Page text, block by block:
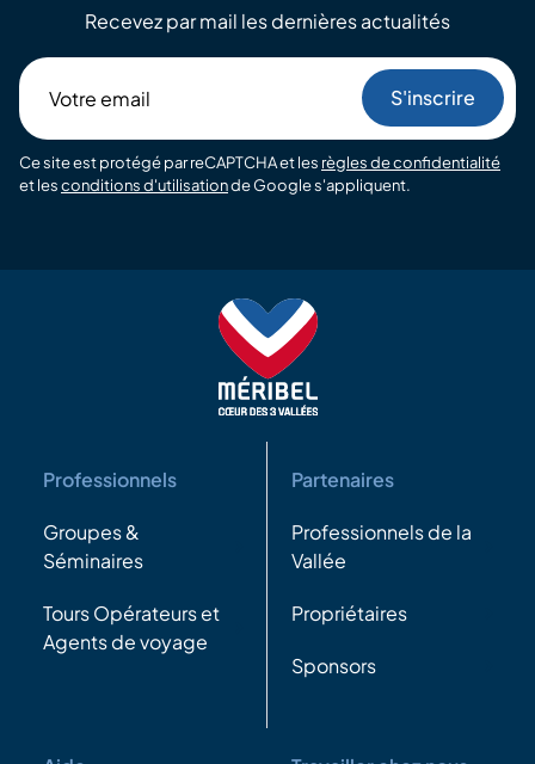
Recevez par mail les dernières actualités
email
Ce site est protégé par reCAPTCHA et les règles de confidentialité
et lesconditions d'utilisationde Google s'appliquent.
Professionnels
Groupes &
Séminaires
Tours Opérateurs et
Agents de voyage
Partenaires
Professionnels de la
Vallée
Propriétaires
Sponsors